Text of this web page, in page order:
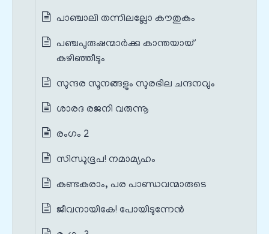
പാഞ്ചാലി തന്നിലല്ലോ കൗതുകം
പഞ്ചപുരുഷന്മാര്‍ക്കു കാന്തയായ്
കഴിഞ്ഞീടും
സുന്ദര സൂനങ്ങളും സുരഭില ചന്ദനവും
ശാരദ രജനി വരുന്നൂ
രംഗം 2
സിന്ധുഭൂപ! നമാമ്യഹം
കണ്ടകരാം, പര പാണ്ഡവന്മാരുടെ
ജീവനായികേ! പോയിടുന്നേന്‍